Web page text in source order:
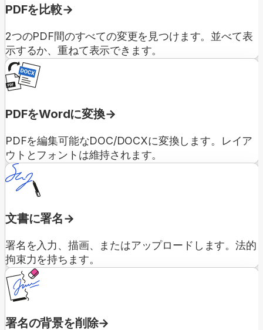
PDFを比較
2つのPDF間のすべての変更を見つけます。並べて表
示するか、重ねて表示できます。
PDFをWordに変換
PDFを編集可能なDOC/DOCXに変換します。レイア
ウトとフォントは維持されます。
文書に署名
署名を入力、描画、またはアップロードします。法的
拘束力を持ちます。
署名の背景を削除